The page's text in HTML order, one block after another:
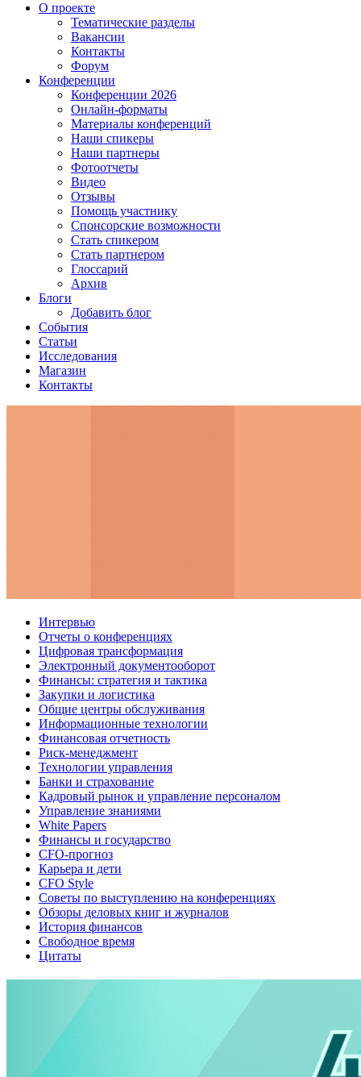
О проекте
Тематические разделы
Вакансии
Контакты
Форум
Конференции
Конференции 2026
Онлайн-форматы
Материалы конференций
Наши спикеры
Наши партнеры
Фотоотчеты
Видео
Отзывы
Помощь участнику
Спонсорские возможности
Стать спикером
Стать партнером
Глоссарий
Архив
Блоги
Добавить блог
События
Статьи
Исследования
Магазин
Контакты
Интервью
Отчеты о конференциях
Цифровая трансформация
Электронный документооборот
Финансы: стратегия и тактика
Закупки и логистика
Общие центры обслуживания
Информационные технологии
Финансовая отчетность
Риск-менеджмент
Технологии управления
Банки и страхование
Кадровый рынок и управление персоналом
Управление знаниями
White Papers
Финансы и государство
CFO-прогноз
Карьера и дети
CFO Style
Советы по выступлению на конференциях
Обзоры деловых книг и журналов
История финансов
Свободное время
Цитаты